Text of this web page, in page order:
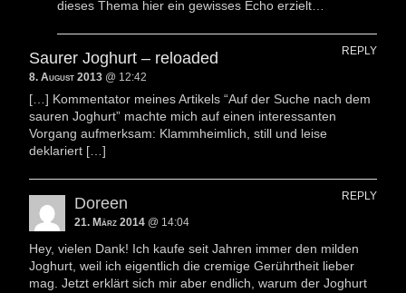
dieses Thema hier ein gewisses Echo erzielt…
Saurer Joghurt – reloaded
8. August 2013 @ 12:42
[…] Kommentator meines Artikels “Auf der Suche nach dem
sauren Joghurt” machte mich auf einen interessanten
Vorgang aufmerksam: Klammheimlich, still und leise
deklariert […]
REPLY
Doreen
21. März 2014 @ 14:04
Hey, vielen Dank! Ich kaufe seit Jahren immer den milden
Joghurt, weil ich eigentlich die cremige Gerührtheit lieber
mag. Jetzt erklärt sich mir aber endlich, warum der Joghurt
REPLY